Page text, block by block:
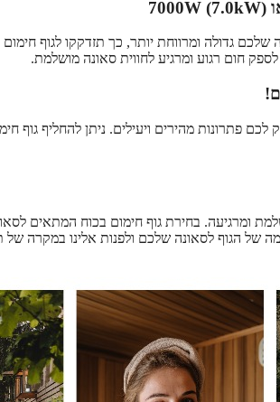
גדולה ומרווחת יותר, כך תזדקקו לגוף חימום
פתרונות מהירים ויעילים. ניתן להחליף גוף
ומרגיעה. בחירת גוף חימום בכוח המתאים
הגוף לסאונה שלכם ולפנות אלינו במקרה של